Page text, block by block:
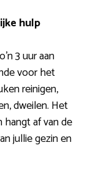
hulp
3 uur aan
voor het
reinigen,
dweilen. Het
hangt af van de
jullie gezin en